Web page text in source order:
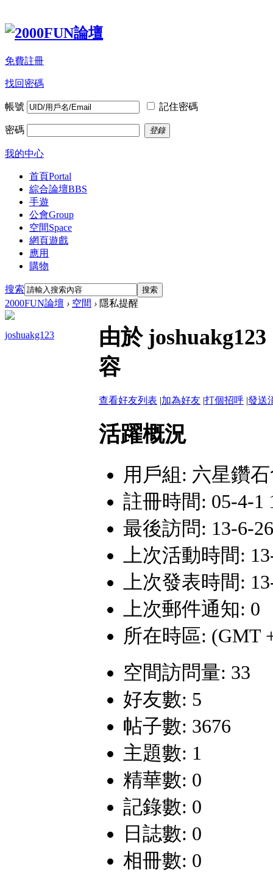
免費註冊
找回密碼
帳號 記住密碼
密碼 登錄
我的中心
首頁Portal
綜合論壇BBS
手遊
公會Group
空間Space
網頁遊戲
應用
購物
搜索 搜索
2000FUN論壇 › 空間 › 隱私提醒
joshuakg123
由於
容
查看好友列表 |加為好友 |打個招呼 |發送
活躍概況
用戶組: 六星鑽
註冊時間: 05-4-1
最後訪問: 13-6-
上次活動時間:
上次發表時間:
上次郵件通知: 0
所在時區: (GMT
空間訪問量: 33
好友數: 5
帖子數: 3676
主題數: 1
精華數: 0
記錄數: 0
日誌數: 0
相冊數: 0